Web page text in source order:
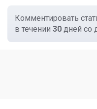
Комментировать
в течении 30 дней со